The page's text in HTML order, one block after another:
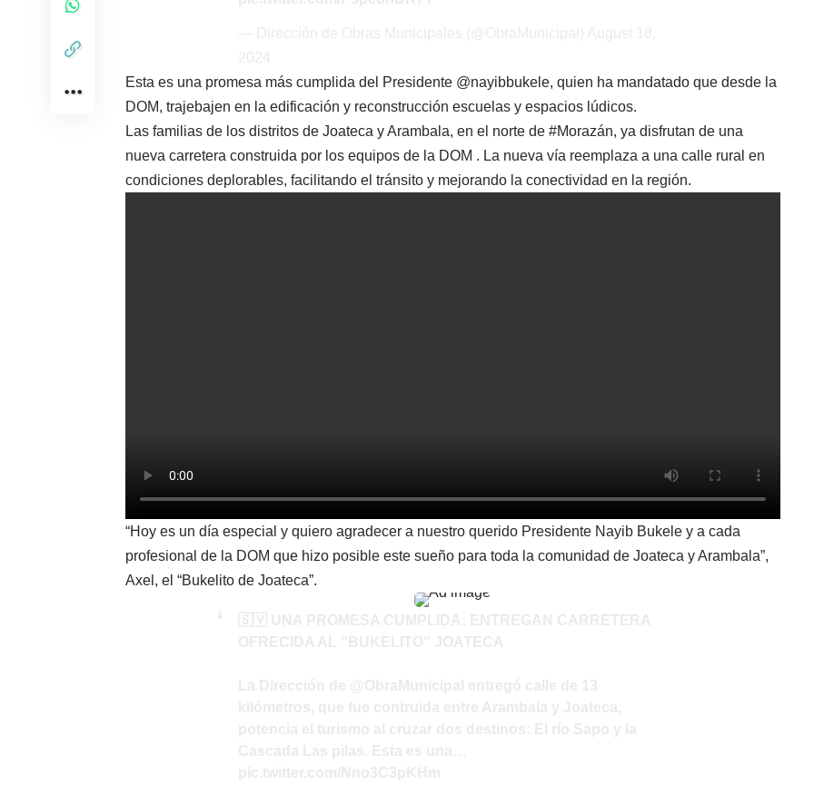
Esta es una promesa más cumplida del Presidente @nayibbukele, quien ha mandatado que desde la
DOM, trajebajen en la edificación y reconstrucción escuelas y espacios lúdicos.
Las familias de los distritos de Joateca y Arambala, en el norte de #Morazán, ya disfrutan de una
nueva carretera construida por los equipos de la DOM . La nueva vía reemplaza a una calle rural en
condiciones deplorables, facilitando el tránsito y mejorando la conectividad en la región.
“Hoy es un día especial y quiero agradecer a nuestro querido Presidente Nayib Bukele y a cada
profesional de la DOM que hizo posible este sueño para toda la comunidad de Joateca y Arambala”,
Axel, el “Bukelito de Joateca”.